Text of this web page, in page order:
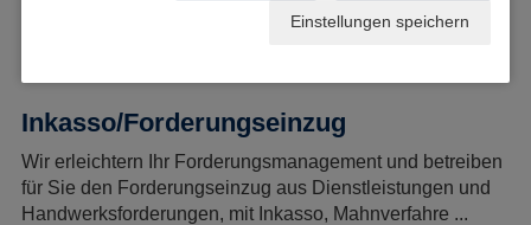
und Beratung beim Widerruf von Verträgen. Hilfe bei
Inkasso/Forderungseinzug
Wir erleichtern Ihr Forderungsmanagement und betreiben
für Sie den Forderungseinzug aus Dienstleistungen und
Handwerksforderungen, mit Inkasso, Mahnverfahre ...
Einstellungen speichern